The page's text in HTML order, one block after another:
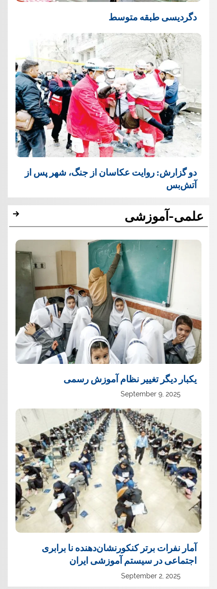
دگردیسی طبقه متوسط
دو گزارش: روایت عکاسان از جنگ، شهر پس از
آتش‌بس
علمی-آموزشی
یک‏بار دیگر تغییر نظام آموزش رسمی
September 9, 2025
آمار نفرات برتر کنکورنشان‌دهنده نا برابری
اجتماعی در سیستم آموزشی ایران
September 2, 2025